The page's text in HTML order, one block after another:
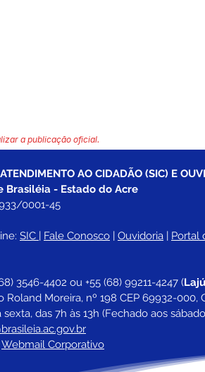
a publicação oficial.
AO CIDADÃO (SIC) E
Brasiléia - Estado do Acre
0001-45
SIC | Fale Conosco | Ouvidoria | Portal
3546-4402 ou +55 (68) 99211-4247 (
Roland Moreira, nº 198 CEP 69932-000,
sexta, das 7h às 13h (Fechado aos
Webmail Corporativo